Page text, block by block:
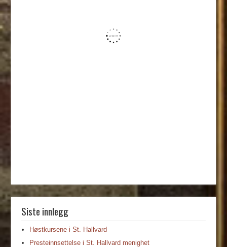
Siste innlegg
Høstkursene i St. Hallvard
Presteinnsettelse i St. Hallvard menighet